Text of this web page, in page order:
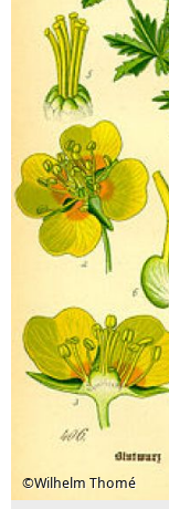
©Wilhelm Thomé